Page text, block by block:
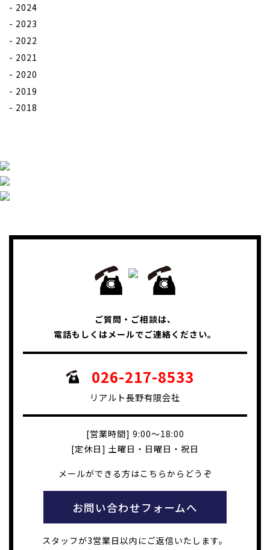
2024
2023
2022
2021
2020
2019
2018
ご質問・ご相談は、
電話もしくはメールでご連絡ください。
026-217-8533
リアルト長野有限会社
[営業時間] 9:00～18:00
[定休日] 土曜日・日曜日・祝日
メールができる方はこちらからどうぞ
お問い合わせフォームへ
スタッフが3営業日以内にご返信いたします。